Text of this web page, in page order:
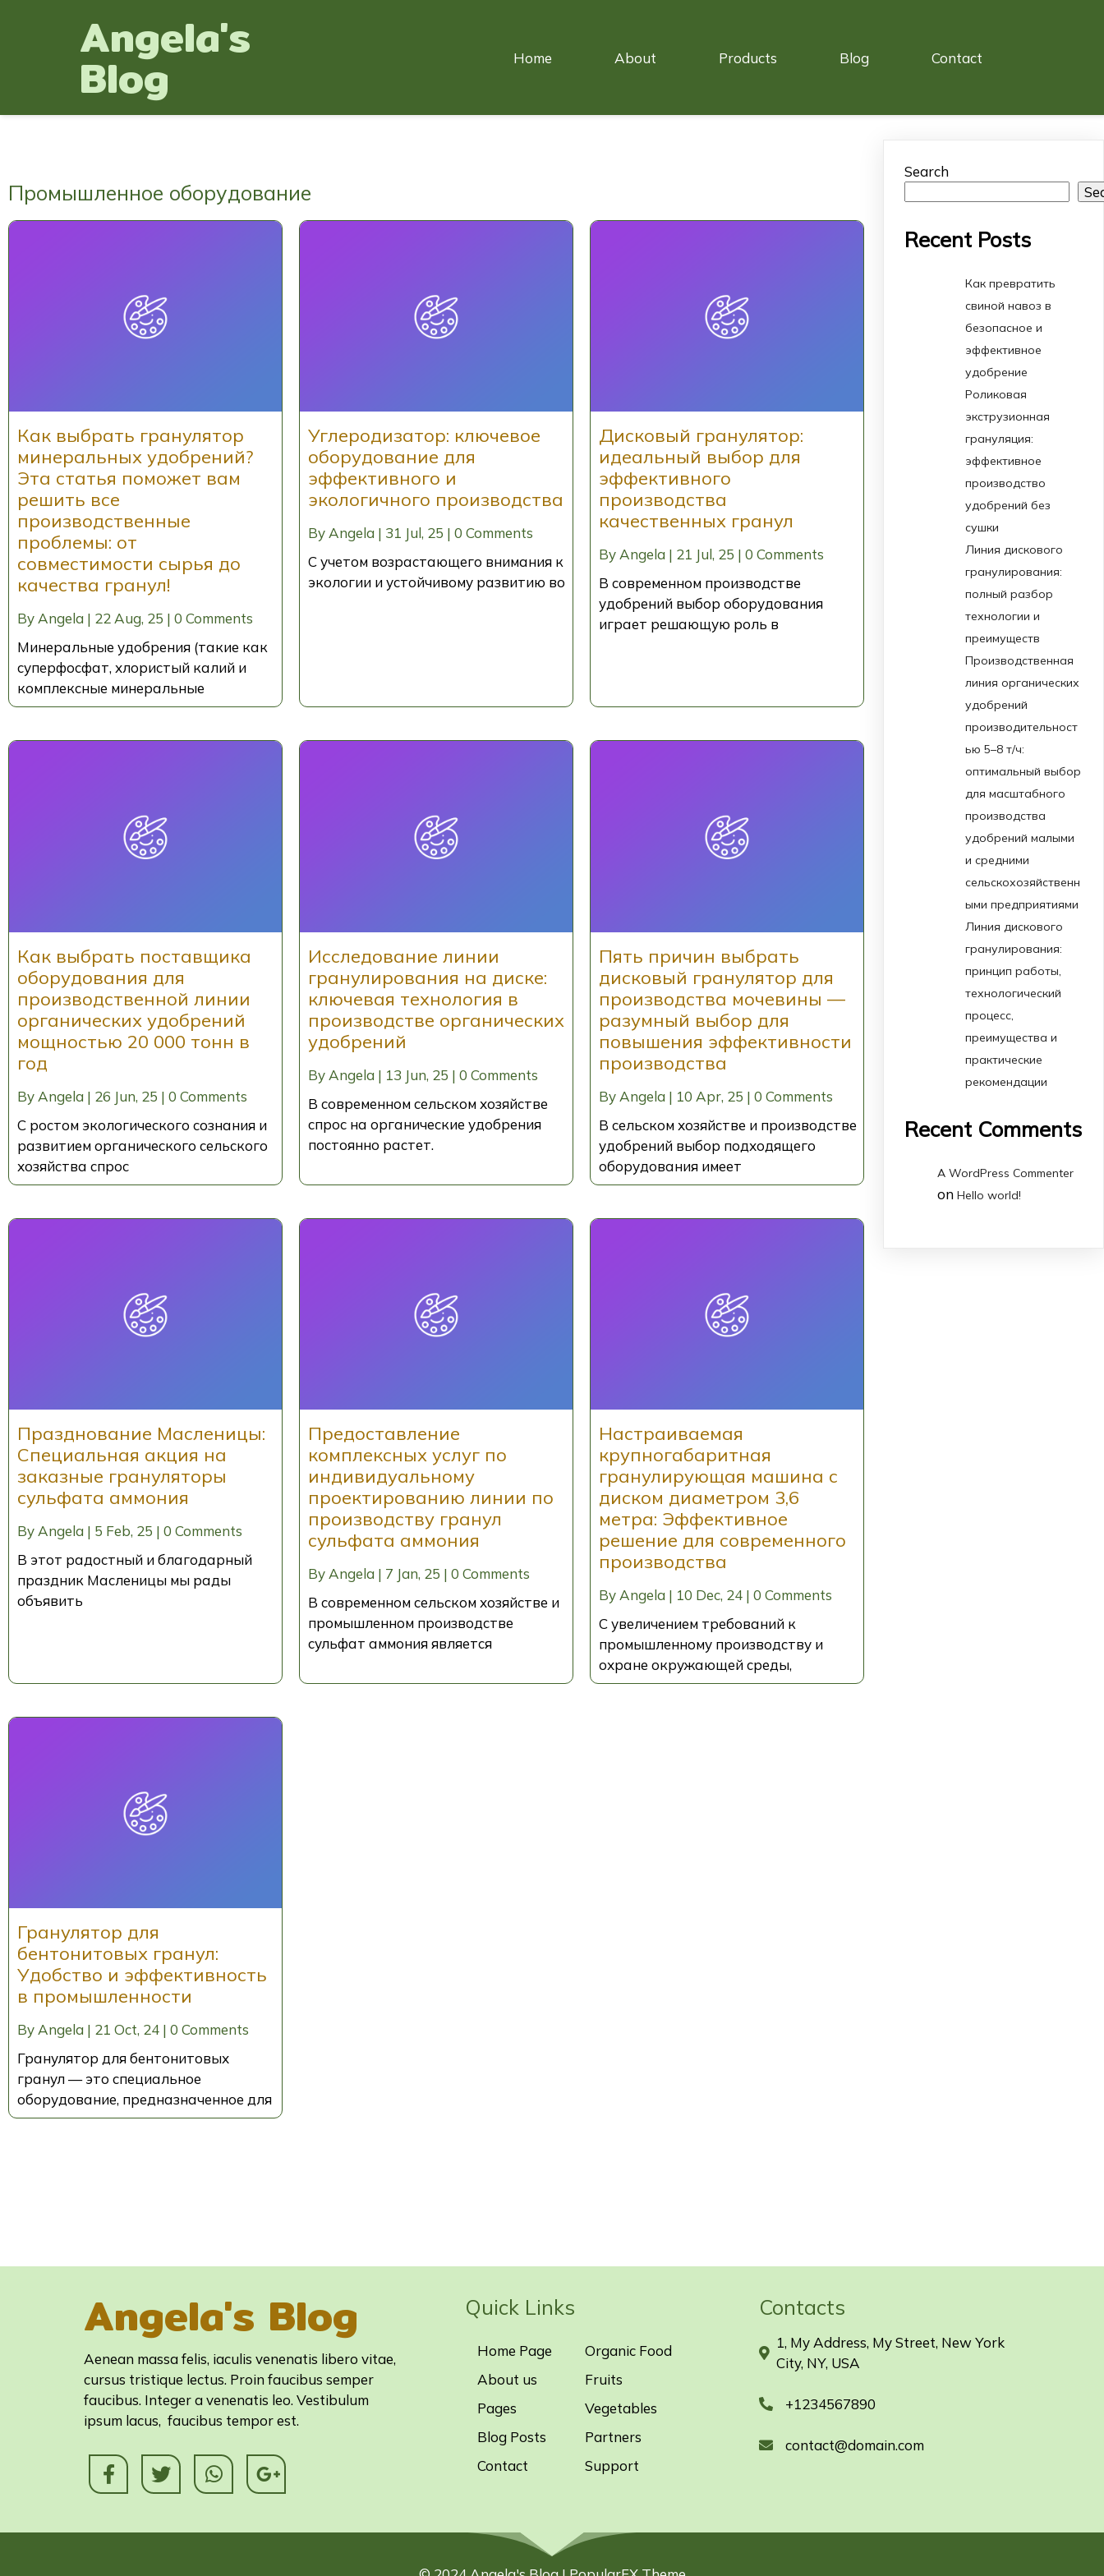
Angela's
Blog Home About Products Blog Contact
Промышленное оборудование
Как выбрать гранулятор
минеральных удобрений?
Эта статья поможет вам
решить все
производственные
проблемы: от
совместимости сырья до
качества гранул!
ByAngela | 22Aug, 25 | 0 Comments
Минеральные удобрения (такие как
суперфосфат, хлористый калий и
комплексные минеральные
Углеродизатор: ключевое
оборудование для
эффективного и
экологичного производства
ByAngela | 31 Jul, 25 | 0 Comments
С учетом возрастающего внимания к
экологии и устойчивому развитию во
Дисковый гранулятор:
идеальный выбор для
эффективного
производства
качественных гранул
ByAngela | 21 Jul, 25 | 0 Comments
В современном производстве
удобрений выбор оборудования
играет решающую роль в
Как выбрать поставщика
оборудования для
производственной линии
органических удобрений
мощностью 20 000 тонн в
год
By Angela | 26 Jun, 25 | 0 Comments
С ростом экологического сознания и
развитием органического сельского
хозяйства спрос
Исследование линии
гранулирования на диске:
ключевая технология в
производстве органических
удобрений
By Angela | 13 Jun, 25 | 0 Comments
В современном сельском хозяйстве
спрос на органические удобрения
постоянно растет.
Пять причин выбрать
дисковый гранулятор для
производства мочевины —
разумный выбор для
повышения эффективности
производства
By Angela | 10 Apr, 25 | 0 Comments
В сельском хозяйстве и производстве
удобрений выбор подходящего
оборудования имеет
Празднование Масленицы:
Специальная акция на
заказные грануляторы
сульфата аммония
By Angela | 5 Feb, 25 | 0 Comments
В этот радостный и благодарный
праздник Масленицы мы рады
объявить
Предоставление
комплексных услуг по
индивидуальному
проектированию линии по
производству гранул
сульфата аммония
By Angela | 7 Jan, 25 | 0 Comments
В современном сельском хозяйстве и
промышленном производстве
сульфат аммония является
Настраиваемая
крупногабаритная
гранулирующая машина с
диском диаметром 3,6
метра: Эффективное
решение для современного
производства
By Angela | 10 Dec, 24 | 0 Comments
С увеличением требований к
промышленному производству и
охране окружающей среды,
Гранулятор для
бентонитовых гранул:
Удобство и эффективность
в промышленности
ByAngela | 21 Oct, 24 | 0 Comments
Гранулятор для бентонитовых
гранул — это специальное
оборудование, предназначенное для
Search
Recent Posts
Как превратить
свиной навоз в
безопасное и
эффективное
удобрение
Роликовая
экструзионная
грануляция:
эффективное
производство
удобрений без
сушки
Линия дискового
гранулирования:
полный разбор
технологии и
преимуществ
Производственная
линия органических
удобрений
производительност
ью 5–8 т/ч:
оптимальный выбор
для масштабного
производства
удобрений малыми
и средними
сельскохозяйственн
ыми предприятиями
Линия дискового
гранулирования:
принцип работы,
технологический
процесс,
преимущества и
практические
рекомендации
Recent Comments
A WordPress Commenter
onHello world!
Angela's Blog
Aenean massa felis, iaculis venenatis libero vitae,
cursus tristique lectus. Proin faucibus semper
faucibus. Integer a venenatis leo. Vestibulum
ipsum lacus, faucibus tempor est.
Quick Links
Home Page
About us
Pages
Blog Posts
Contact
Organic Food
Fruits
Vegetables
Partners
Support
Contacts
1, My Address, My Street, New York
City, NY, USA
+1234567890
contact@domain.com